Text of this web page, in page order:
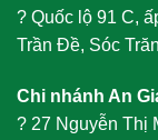
? Quốc lộ 91 C,
Trần Đề, Sóc
Chi nhánh An
? 27 Nguyễn Thị